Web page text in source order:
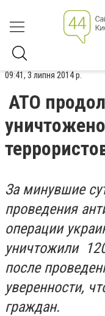
09:41, 3 липня 2014 р.
АТО
За минувшие
проведения
операции
уничтожили
после
уверенности,
граждан.